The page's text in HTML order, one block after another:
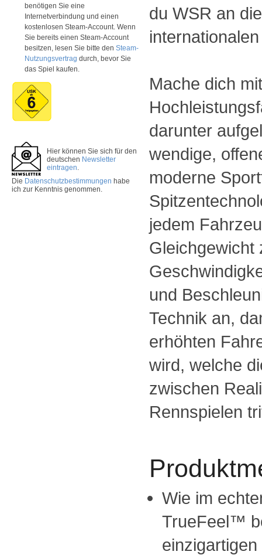
benötigen Sie eine
Internetverbindung und einen
kostenlosen Steam-Account. Wenn
Sie bereits einen Steam-Account
besitzen, lesen Sie bitte den Steam-
Nutzungsvertrag durch, bevor Sie
das Spiel kaufen.
Hier können Sie sich für den
deutschen Newsletter
eintragen
Die Datenschutzbestimmungen habe
ich zur Kenntnis genommen.
du WSR an
Mache dich
darunter
wendige,
moderne
jedem
Gleichgewicht
und
Technik an,
erhöhten
wird, welche
zwischen
Rennspielen
Wie im
TrueFeel™